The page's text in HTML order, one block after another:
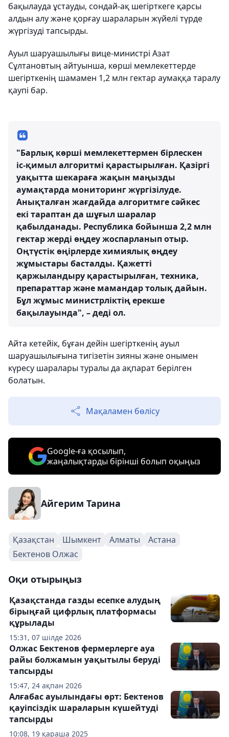
бақылауда ұстауды, сондай-ақ шегірткеге қарсы
алдын алу және қорғау шараларын жүйелі түрде
жүргізуді тапсырды.
Ауыл шаруашылығы вице-министрі Азат
Сұлтановтың айтуынша, көрші мемлекеттерде
шегірткенің шамамен 1,2 млн гектар аумаққа таралу
қаупі бар.
"Барлық көрші мемлекеттермен бірлескен
іс-қимыл алгоритмі қарастырылған. Қазіргі
уақытта шекараға жақын маңызды
аумақтарда мониторинг жүргізілуде.
Анықталған жағдайда алгоритмге сәйкес
екі тараптан да шұғыл шаралар
қабылданады. Республика бойынша 2,2 млн
гектар жерді өңдеу жоспарланып отыр.
Оңтүстік өңірлерде химиялық өңдеу
жұмыстары басталды. Қажетті
қаржыландыру қарастырылған, техника,
препараттар және мамандар толық дайын.
Бұл жұмыс министрліктің ерекше
бақылауында", – деді ол.
Айта кетейік, бұған дейін шегірткенің ауыл
шаруашылығына тигізетін зияны және онымен
күресу шаралары туралы да ақпарат берілген
болатын.
Мақаламен бөлісу
Google-ға қосылып,
жаңалықтарды бірінші болып оқыңыз
Айгерим Тарина
Қазақстан Шымкент Алматы
Астана
Бектенов Олжас
Оқи отырыңыз
15:31, 07 шілде 2026
Қазақстанда газды есепке алудың
бірыңғай цифрлық платформасы
құрылады
15:47, 24 ақпан 2026
Олжас Бектенов фермерлерге ауа
райы болжамын уақытылы беруді
тапсырды
10:08, 19 қараша 2025
Алғабас ауылындағы өрт: Бектенов
қауіпсіздік шараларын күшейтуді
тапсырды